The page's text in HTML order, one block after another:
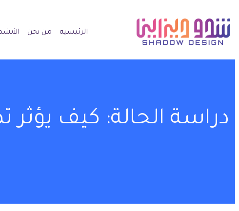
الرئيسية من نحن
دراسة الحالة: كيف يؤثر